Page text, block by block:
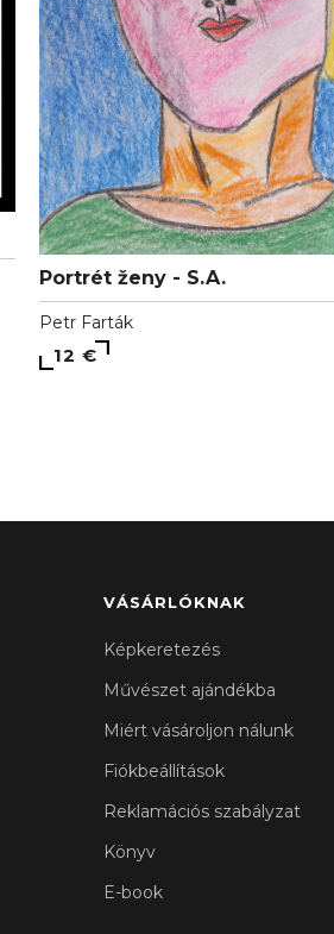
Portrét ženy - S.A.
Petr Farták
12 €
VÁSÁRLÓKNAK
Képkeretezés
Művészet ajándékba
Miért vásároljon nálunk
Fiókbeállítások
Reklamációs szabályzat
Könyv
E-book